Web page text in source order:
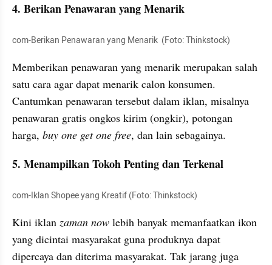
4. Berikan Penawaran yang Menarik
com-Berikan Penawaran yang Menarik  (Foto: Thinkstock)
Memberikan penawaran yang menarik merupakan salah
satu cara agar dapat menarik calon konsumen.
Cantumkan penawaran tersebut dalam iklan, misalnya
penawaran gratis ongkos kirim (ongkir), potongan
harga, buy one get one free, dan lain sebagainya.
5. Menampilkan Tokoh Penting dan Terkenal
com-Iklan Shopee yang Kreatif (Foto: Thinkstock)
Kini iklan zaman now lebih banyak memanfaatkan ikon
yang dicintai masyarakat guna produknya dapat
dipercaya dan diterima masyarakat. Tak jarang juga